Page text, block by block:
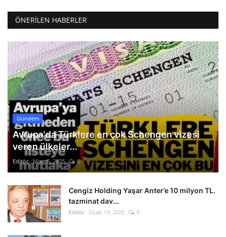
ÖNERILEN HABERLER
Gündem
Avrupa'da Türklere en çok Schengen vizesi
veren ülkeler...
Editör Mart 5, 2025 0
Cengiz Holding Yaşar Anter’e 10 milyon TL.
tazminat dav...
Editör Ocak 19, 2025 0